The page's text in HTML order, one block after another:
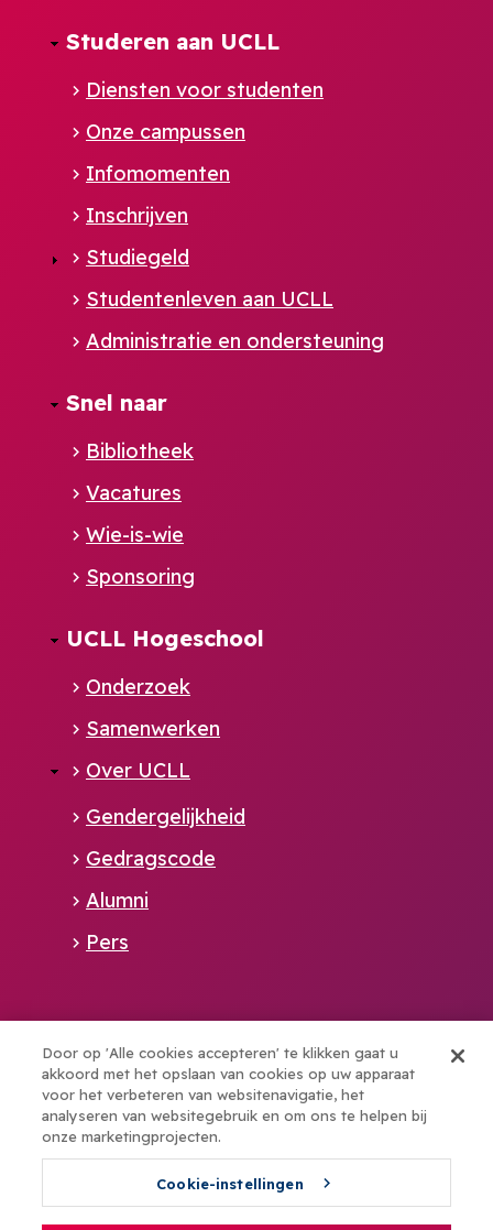
Footer
NL
Studeren aan UCLL
Diensten voor studenten
Onze campussen
Infomomenten
Inschrijven
Studiegeld
Studentenleven aan UCLL
Administratie en ondersteuning
Snel naar
Bibliotheek
Vacatures
Wie-is-wie
Sponsoring
UCLL Hogeschool
Onderzoek
Samenwerken
Over UCLL
Gendergelijkheid
Gedragscode
Alumni
Pers
Boost your talents with elev8
© UCLL - 2026 NL EN
Door op 'Alle cookies accepteren' te klikken gaat u
akkoord met het opslaan van cookies op uw apparaat
voor het verbeteren van websitenavigatie, het
analyseren van websitegebruik en om ons te helpen bij
onze marketingprojecten.
Cookie-instellingen